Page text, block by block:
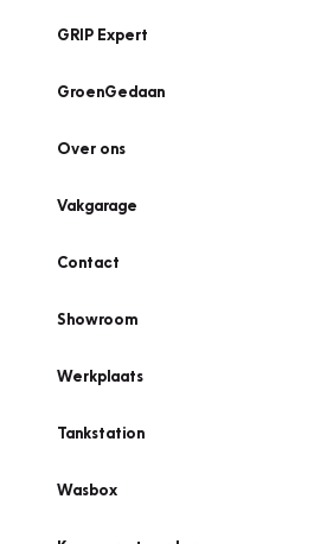
GRIP Expert
GroenGedaan
Over ons
Vakgarage
Contact
Showroom
Werkplaats
Tankstation
Wasbox